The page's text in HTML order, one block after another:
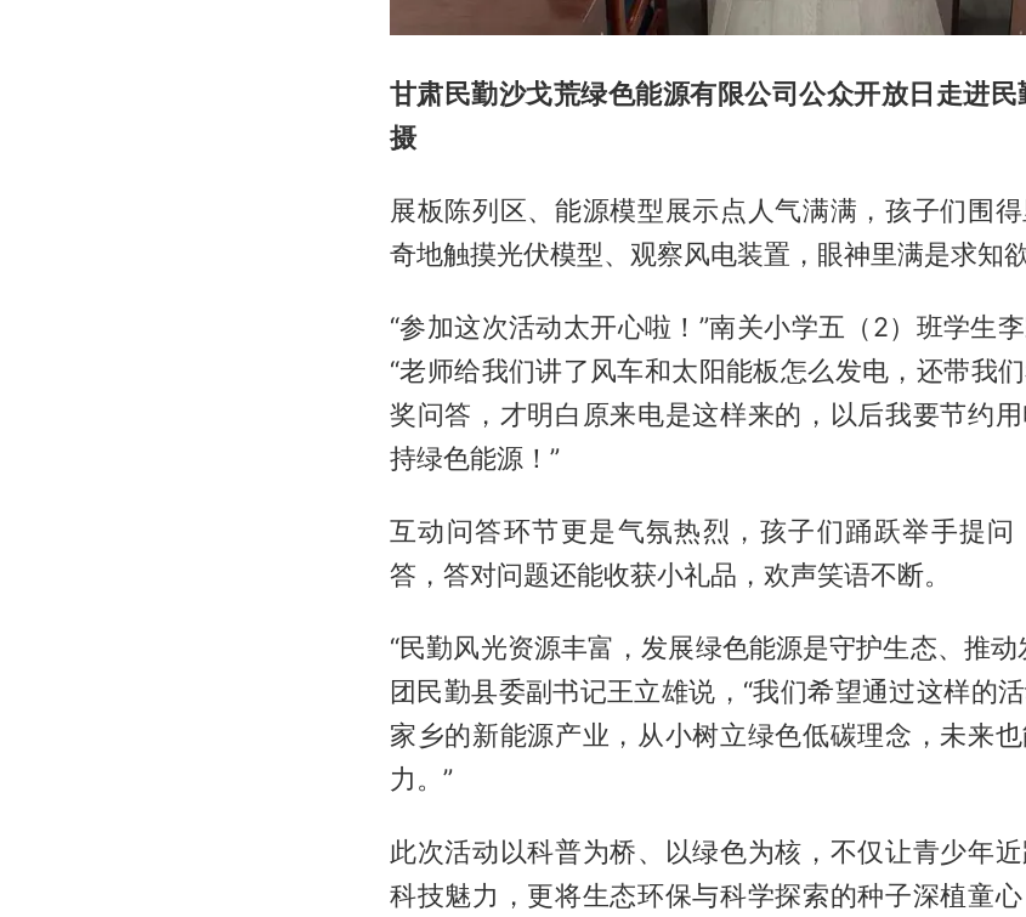
甘肃民勤沙戈荒绿色能源有限公司公众开放日走进
摄
展板陈列区、能源模型展示点人气满满，孩子们围
奇地触摸光伏模型、观察风电装置，眼神里满是求知欲
“参加这次活动太开心啦！”南关小学五（2）班学生
“老师给我们讲了风车和太阳能板怎么发电，还带我
奖问答，才明白原来电是这样来的，以后我要节约
持绿色能源！”
互动问答环节更是气氛热烈，孩子们踊跃举手提问
答，答对问题还能收获小礼品，欢声笑语不断。
“民勤风光资源丰富，发展绿色能源是守护生态、推动
团民勤县委副书记王立雄说，“我们希望通过这样的
家乡的新能源产业，从小树立绿色低碳理念，未来
力。”
此次活动以科普为桥、以绿色为核，不仅让青少年
科技魅力，更将生态环保与科学探索的种子深植童